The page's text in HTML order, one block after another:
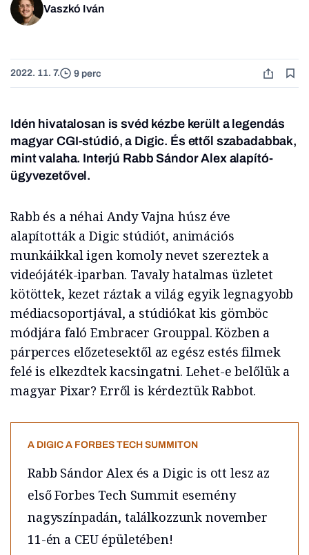
Vaszkó Iván
2022. 11. 7. 9 perc
Idén hivatalosan is svéd kézbe került a legendás
magyar CGI-stúdió, a Digic. És ettől szabadabbak,
mint valaha. Interjú Rabb Sándor Alex alapító-
ügyvezetővel.
Rabb és a néhai Andy Vajna húsz éve
alapították a Digic stúdiót, animációs
munkáikkal igen komoly nevet szereztek a
videójáték-iparban. Tavaly hatalmas üzletet
kötöttek, kezet ráztak a világ egyik legnagyobb
médiacsoportjával, a stúdiókat kis gömböc
módjára faló Embracer Grouppal. Közben a
párperces előzetesektől az egész estés filmek
felé is elkezdtek kacsingatni. Lehet-e belőlük a
magyar Pixar? Erről is kérdeztük Rabbot.
A DIGIC A FORBES TECH SUMMITON
Rabb Sándor Alex és a Digic is ott lesz az
első Forbes Tech Summit esemény
nagyszínpadán, találkozzunk november
11-én a CEU épületében!